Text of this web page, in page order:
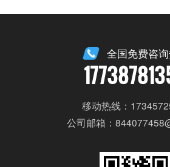
全国免费咨
移动热线：
公司邮箱：